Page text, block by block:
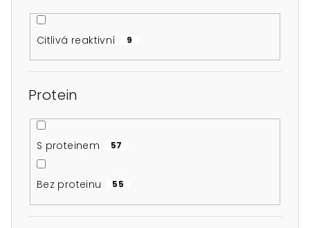
Citlivá reaktivní 9
Protein
S proteinem 57
Bez proteinu 55